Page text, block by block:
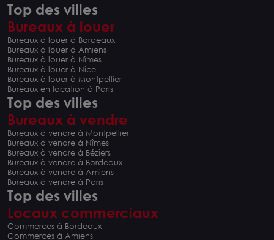
Top des villes
Bureaux à louer
Bureaux à louer à Bordeaux
Bureaux à louer à Amiens
Bureaux à louer à Nîmes
Bureaux à louer à Nice
Bureaux à louer à Montpellier
Bureaux en location à Paris
Top des villes
Bureaux à vendre
Bureaux à vendre à Montpellier
Bureaux à vendre à Nîmes
Bureaux à vendre à Béziers
Bureaux à vendre à Bordeaux
Bureaux à vendre à Amiens
Bureaux à vendre à Paris
Top des villes
Locaux commerciaux
Commerces à Bordeaux
Commerces à Amiens